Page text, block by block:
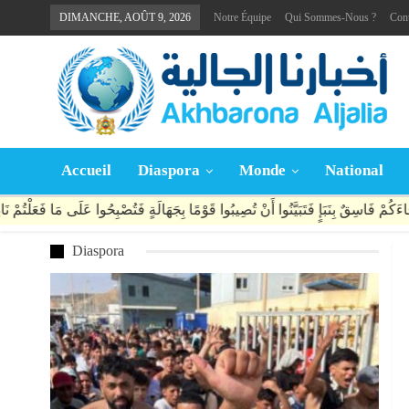
DIMANCHE, AOÛT 9, 2026 Notre Équipe Qui Sommes-Nous ?
Accueil Diaspora Monde National
Diaspora